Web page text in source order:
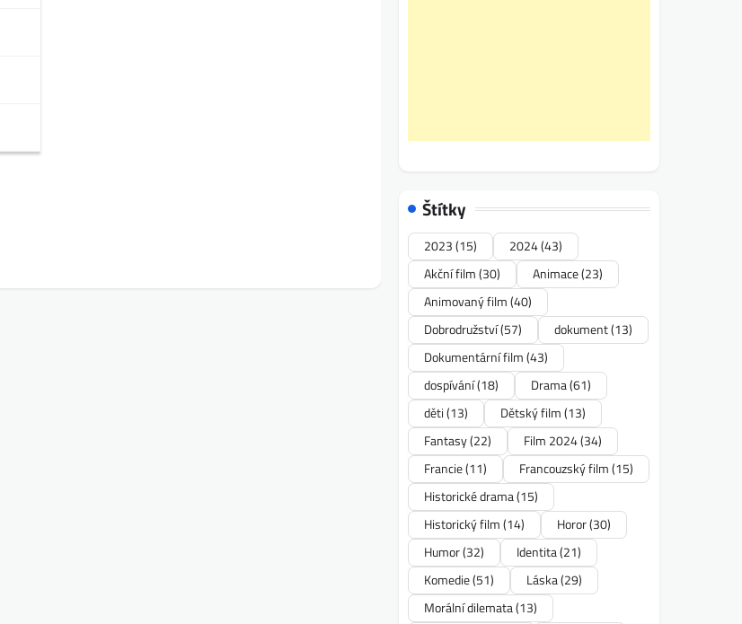
Štítky
2023(15) 2024(43)
Akční film(30) Animace(23)
Animovaný film(40)
Dobrodružství(57) dokument(13)
Dokumentární film(43)
dospívání(18) Drama(61)
děti(13) Dětský film(13)
Fantasy(22) Film 2024(34)
Francie(11) Francouzský film(15)
Historické drama(15)
Historický film(14) Horor(30)
Humor(32) Identita(21)
Komedie(51) Láska(29)
Morální dilemata(13)